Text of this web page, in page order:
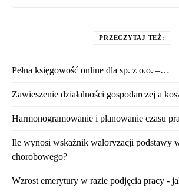
PRZECZYTAJ TEŻ:
Pełna księgowość online dla sp. z o.o. –…
Zawieszenie działalności gospodarczej a
Harmonogramowanie i planowanie czasu
Ile wynosi wskaźnik waloryzacji podstawy
chorobowego?
Wzrost emerytury w razie podjęcia pracy -